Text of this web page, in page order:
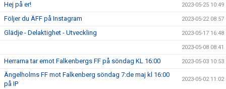
Hej på er! 2023-05-25 10:49
Följer du ÄFF på Instagram 2023-05-22 08:57
Glädje - Delaktighet - Utveckling 2023-05-17 16:48
2023-05-08 08:41
Herrarna tar emot Falkenbergs FF på söndag KL 16:00 2023-05-03 10:53
Ängelholms FF mot Falkenberg söndag 7:de maj kl 16:00
på IP
2023-05-02 11:02